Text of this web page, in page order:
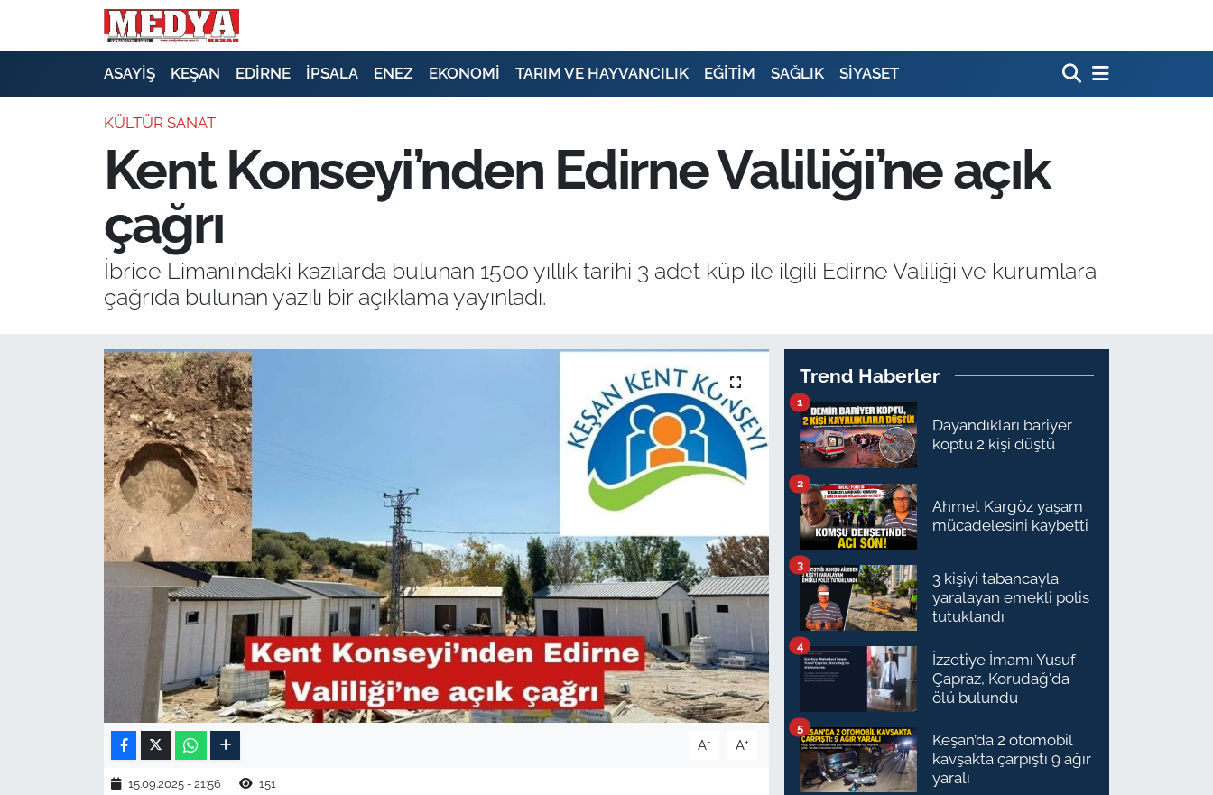
ASAYİŞ KEŞAN EDİRNE İPSALA ENEZ EKONOMİ TARIM VE HAYVANCILIK EĞİTİM SAĞLIK SİYASET
KÜLTÜR SANAT
Kent Konseyi’nden Edirne Valiliği’ne açık
çağrı
İbrice Limanı’ndaki kazılarda bulunan 1500 yıllık tarihi 3 adet küp ile ilgili Edirne Valiliği ve kurumlara
çağrıda bulunan yazılı bir açıklama yayınladı.
A- A+
15.09.2025 - 21:56 151
Trend Haberler
Dayandıkları bariyer
koptu 2 kişi düştü
1
Ahmet Kargöz yaşam
mücadelesini kaybetti
2
3 kişiyi tabancayla
yaralayan emekli polis
tutuklandı
3
İzzetiye İmamı Yusuf
Çapraz, Korudağ'da
ölü bulundu
4
Keşan’da 2 otomobil
kavşakta çarpıştı 9 ağır
yaralı
5
E-GAZETE
GÜNDEM
EKONOMİ
SAĞLIK
EĞİTİM
TARIM VE HAYVANCILIK
KÜLTÜR SANAT
RESMİ İLAN
KIRKLARELİ